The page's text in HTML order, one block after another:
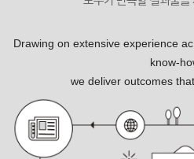
(주)마크스폰 포트폴리오
Drawing on extensive experience
know-
we deliver outcomes